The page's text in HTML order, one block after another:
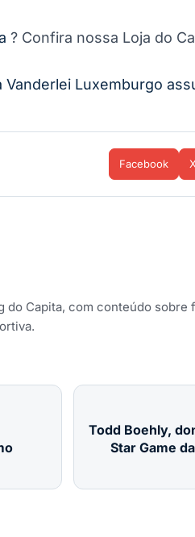
? Confira nossa Loja do
Luxemburgo
Facebook X
do Capita, com conteúdo sobre
Todd Boehly,
Star Game